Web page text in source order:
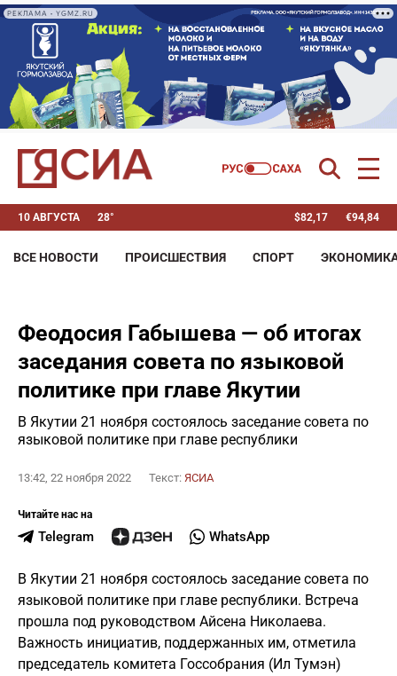
РЕКЛАМА • YGMZ.RU
10 АВГУСТА 28° $82,17 €94,84
ВСЕ НОВОСТИ ПРОИСШЕСТВИЯ СПОРТ
Феодосия Габышева — об итогах
заседания совета по языковой
политике при главе Якутии
В Якутии 21 ноября состоялось заседание совета по
языковой политике при главе республики
13:42, 22 ноября 2022 Текст: ЯСИА
Читайте нас на
Telegram WhatsApp
В Якутии 21 ноября состоялось заседание совета по
языковой политике при главе республики. Встреча
прошла под руководством Айсена Николаева.
Важность инициатив, поддержанных им, отметила
председатель комитета Госсобрания (Ил Тумэн)